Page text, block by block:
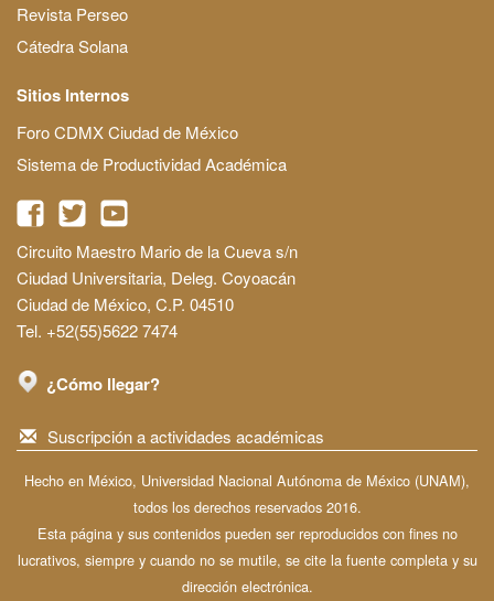
Revista Perseo
Cátedra Solana
Sitios Internos
Foro CDMX Ciudad de México
Sistema de Productividad Académica
Circuito Maestro Mario de la Cueva s/n
Ciudad Universitaria, Deleg. Coyoacán
Ciudad de México, C.P. 04510
Tel. +52(55)5622 7474
¿Cómo llegar?
Suscripción a actividades académicas
Hecho en México, Universidad Nacional Autónoma de México (UNAM),
todos los derechos reservados 2016.
Esta página y sus contenidos pueden ser reproducidos con fines no
lucrativos, siempre y cuando no se mutile, se cite la fuente completa y su
dirección electrónica.